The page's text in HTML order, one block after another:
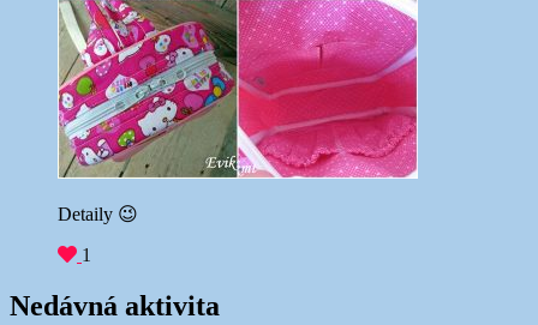
Detaily 😉
1
Nedávná aktivita